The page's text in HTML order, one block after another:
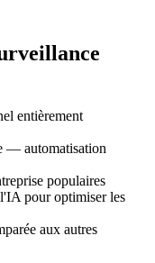
entièrement
— automatisation
populaires
pour optimiser les
aux autres